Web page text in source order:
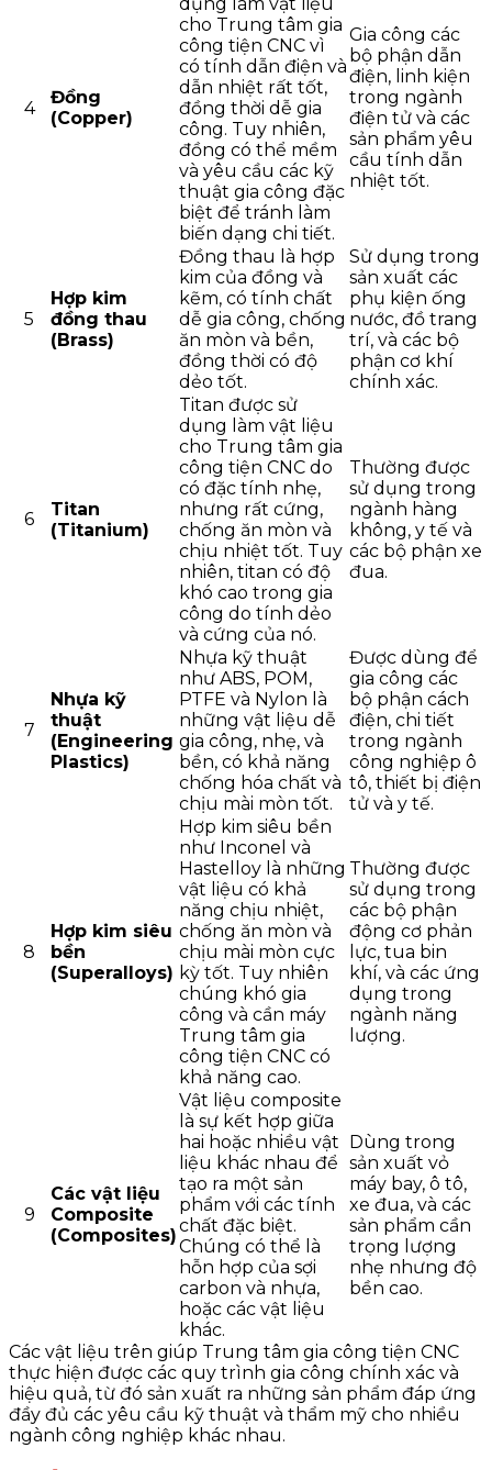
4
Đồng
(Copper)
dụng làm vật liệu
cho Trung tâm gia
công tiện CNC vì
có tính dẫn điện và
dẫn nhiệt rất tốt,
đồng thời dễ gia
công. Tuy nhiên,
đồng có thể mềm
và yêu cầu các kỹ
thuật gia công đặc
biệt để tránh làm
biến dạng chi tiết.
Gia công các
bộ phận dẫn
điện, linh kiện
trong ngành
điện tử và các
sản phẩm yêu
cầu tính dẫn
nhiệt tốt.
5
Hợp kim
đồng thau
(Brass)
Đồng thau là hợp
kim của đồng và
kẽm, có tính chất
dễ gia công, chống
ăn mòn và bền,
đồng thời có độ
dẻo tốt.
Sử dụng trong
sản xuất các
phụ kiện ống
nước, đồ trang
trí, và các bộ
phận cơ khí
chính xác.
6
Titan
(Titanium)
Titan được sử
dụng làm vật liệu
cho Trung tâm gia
công tiện CNC do
có đặc tính nhẹ,
nhưng rất cứng,
chống ăn mòn và
chịu nhiệt tốt. Tuy
nhiên, titan có độ
khó cao trong gia
công do tính dẻo
và cứng của nó.
Thường được
sử dụng trong
ngành hàng
không, y tế và
các bộ phận xe
đua.
7
Nhựa kỹ
thuật
(Engineering
Plastics)
Nhựa kỹ thuật
như ABS, POM,
PTFE và Nylon là
những vật liệu dễ
gia công, nhẹ, và
bền, có khả năng
chống hóa chất và
chịu mài mòn tốt.
Được dùng để
gia công các
bộ phận cách
điện, chi tiết
trong ngành
công nghiệp ô
tô, thiết bị điện
tử và y tế.
8
Hợp kim siêu
bền
(Superalloys)
Hợp kim siêu bền
như Inconel và
Hastelloy là những
vật liệu có khả
năng chịu nhiệt,
chống ăn mòn và
chịu mài mòn cực
kỳ tốt. Tuy nhiên
chúng khó gia
công và cần máy
Trung tâm gia
công tiện CNC có
khả năng cao.
Thường được
sử dụng trong
các bộ phận
động cơ phản
lực, tua bin
khí, và các ứng
dụng trong
ngành năng
lượng.
9
Các vật liệu
Composite
(Composites)
Vật liệu composite
là sự kết hợp giữa
hai hoặc nhiều vật
liệu khác nhau để
tạo ra một sản
phẩm với các tính
chất đặc biệt.
Chúng có thể là
hỗn hợp của sợi
carbon và nhựa,
hoặc các vật liệu
khác.
Dùng trong
sản xuất vỏ
máy bay, ô tô,
xe đua, và các
sản phẩm cần
trọng lượng
nhẹ nhưng độ
bền cao.
Các vật liệu trên giúp Trung tâm gia công tiện CNC
thực hiện được các quy trình gia công chính xác và
hiệu quả, từ đó sản xuất ra những sản phẩm đáp ứng
đầy đủ các yêu cầu kỹ thuật và thẩm mỹ cho nhiều
ngành công nghiệp khác nhau.